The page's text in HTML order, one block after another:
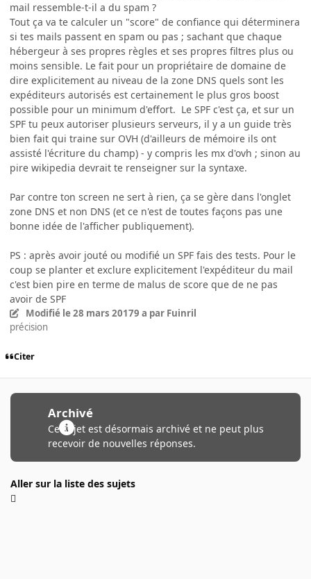
mail ressemble-t-il a du spam ?
Tout ça va te calculer un "score" de confiance qui déterminera
si tes mails passent en spam ou pas ; sachant que chaque
hébergeur à ses propres règles et ses propres filtres plus ou
moins sensible. Le fait pour un propriétaire de domaine de
dire explicitement au niveau de la zone DNS quels sont les
expéditeurs autorisés est certainement le plus gros boost
possible pour un minimum d'effort. Le SPF c'est ça, et sur un
SPF tu peux autoriser plusieurs serveurs, il y a un guide très
bien fait qui traine sur OVH (d'ailleurs de mémoire ils ont
assisté l'écriture du champ) - y compris les mx d'ovh ; sinon au
pire wikipedia devrait te renseigner sur la syntaxe.
Par contre ton screen ne sert à rien, ça se gère dans l'onglet
zone DNS et non DNS (et ce n'est de toutes façons pas une
bonne idée de l'afficher publiquement).
PS : après avoir jouté ou modifié un SPF fais des tests. Pour le
coup se planter et exclure explicitement l'expéditeur du mail
c'est bien pire en terme de malus de score que de ne pas
avoir de SPF
Modifié le 28 mars 20179 a par Fuinril
précision
Citer
Archivé
Ce sujet est désormais archivé et ne peut plus
recevoir de nouvelles réponses.
Aller sur la liste des sujets